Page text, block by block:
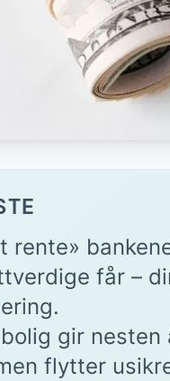
rente»
får –
gir
flytter